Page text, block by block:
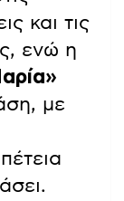
και τις
ενώ η
με